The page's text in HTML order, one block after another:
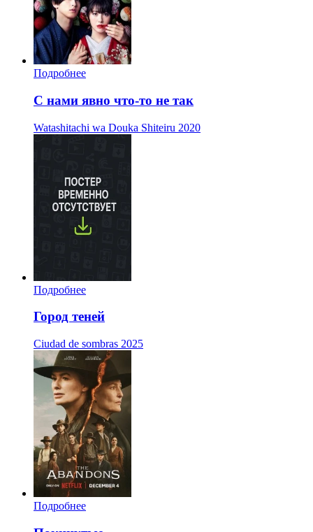
Подробнее
С нами явно что-то не так
Watashitachi wa Douka Shiteiru 2020
Подробнее
Город теней
Ciudad de sombras 2025
Подробнее